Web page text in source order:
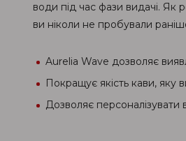
води під час фази видачі. Як
ви ніколи не пробували
Aurelia Wave дозволяє
Покращує якість кави, яку
Дозволяє персоналізувати